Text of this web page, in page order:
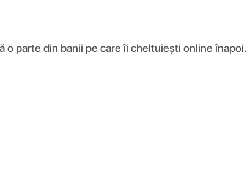
parte din banii pe care îi cheltuiești online înapoi.